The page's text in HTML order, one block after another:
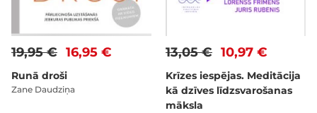
16,95 €
19,95 €
Runā droši
Zane Daudziņa
10,97 €
13,05 €
Krīzes iespējas. Meditācija
kā dzīves līdzsvarošanas
māksla